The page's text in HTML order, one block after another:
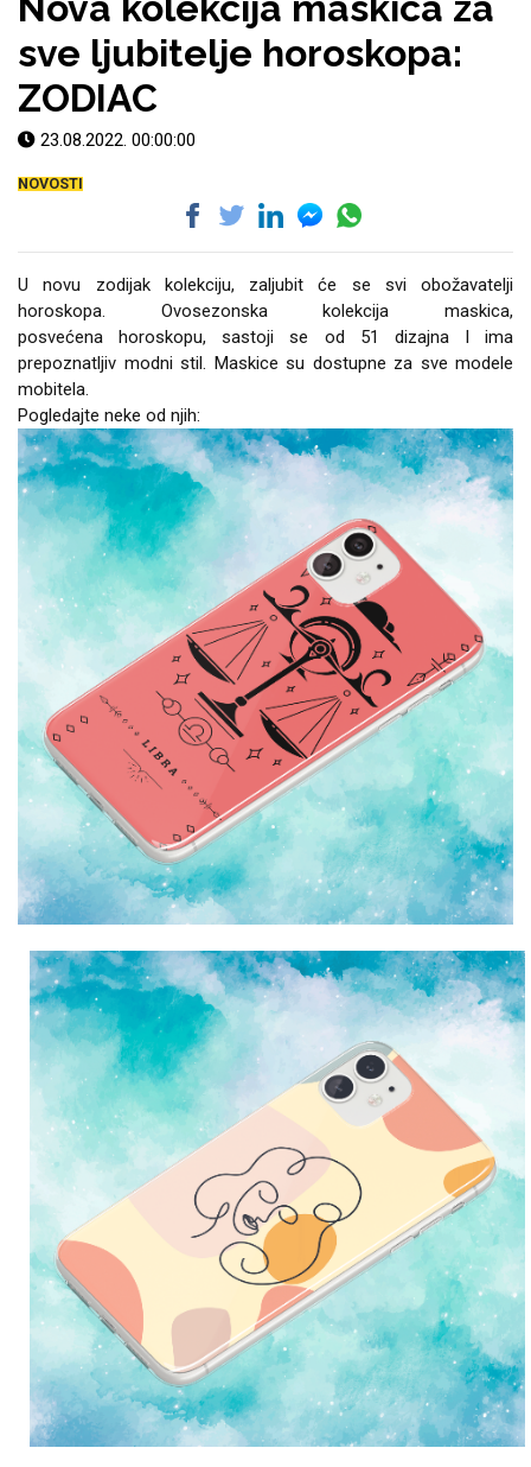
sve ljubitelje horoskopa:
ZODIAC
23.08.2022. 00:00:00
NOVOSTI
U novu zodijak kolekciju, zaljubit će se svi obožavatelji
horoskopa. Ovosezonska kolekcija maskica,
posvećenahoroskopu, sastoji se od 51 dizajna I ima
prepoznatljiv modni stil. Maskice su dostupne za sve modele
mobitela.
Pogledajte neke od njih:
Babe Šaljivi motivi
Croatos
Najprodavanije - TOP
100
Gym Unicorn kolekcija
Sleng Feel Good
Životinjsko carstvo Takeoff
Svemirska kolekcija Valentinovo
Love motivi I Need Some Space
Quotes Collection Cirkus
Huawei Samsung
Xiaomi Punjači za mobitel
Spigen maskice
Univerzalno kaljeno
staklo
Univerzalne futrole i
maskice
Preklopne maskice
Huawei
LCD Tablet
Držači za romobil Držači za ruku
Ostali držači
USB kablovi HDMI kabel
AUX kablovi Adapteri za mobitel
FM Transmitteri HI-FI linije